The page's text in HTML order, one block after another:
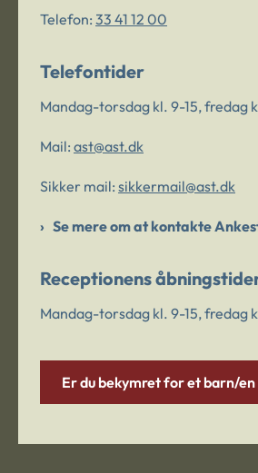
Telefon: 33 41 12 00
Telefontider
Mandag-torsdag kl. 9-15, fredag
Mail: ast@ast.dk
Sikker mail: sikkermail@ast.dk
Se mere om at kontakte
Receptionens
Mandag-torsdag kl. 9-15, fredag
Er du bekymret for et barn/en